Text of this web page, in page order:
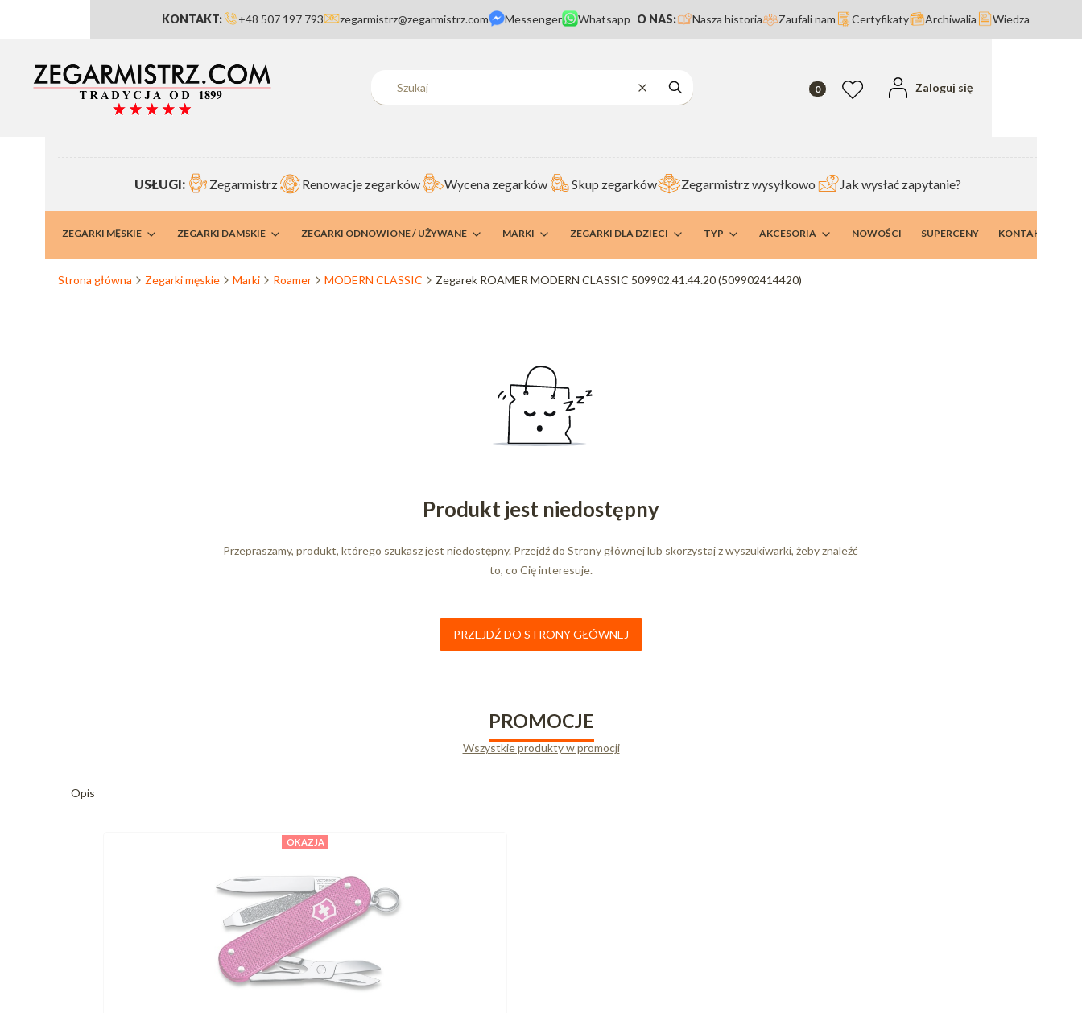
KONTAKT: +48 507 197 793 zegarmistrz@zegarmistrz.com Messenger Whatsapp O NAS: Nasza historia Zaufali nam Certyfikaty Archiwalia Wiedza
WyczyśćSzukaj
Produkty w koszyku: 0. Zobacz szczegóły
Ulubione
Zaloguj się
USŁUGI: Zegarmistrz Renowacje zegarków Wycena zegarków Skup zegarków Zegarmistrz wysyłkowo Jak wysłać zapytanie?
ZEGARKI MĘSKIE ZEGARKI DAMSKIE ZEGARKI ODNOWIONE / UŻYWANE MARKI ZEGARKI DLA DZIECI TYP AKCESORIA NOWOŚCI SUPERCENY KONTAKT I
Strona główna Zegarki męskie Marki Roamer MODERN CLASSIC Zegarek ROAMER MODERN CLASSIC 509902.41.44.20 (509902414420)
Produkt jest niedostępny
Przepraszamy, produkt, którego szukasz jest niedostępny. Przejdź do Strony głównej lub skorzystaj z wyszukiwarki, żeby znaleźć
to, co Cię interesuje.
PRZEJDŹ DO STRONY GŁÓWNEJ
PROMOCJE
Wszystkie produkty w promocji
Opis
OKAZJA